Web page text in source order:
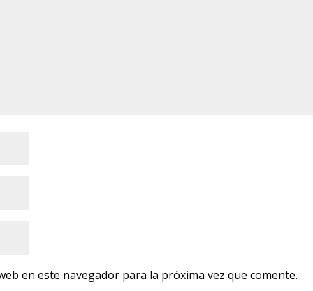
en este navegador para la próxima vez que comente.